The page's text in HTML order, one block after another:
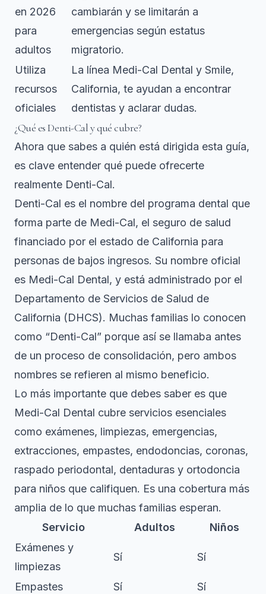
en 2026
para
adultos
cambiarán y se limitarán a
emergencias según estatus
migratorio.
Utiliza
recursos
oficiales
La línea Medi-Cal Dental y Smile,
California, te ayudan a encontrar
dentistas y aclarar dudas.
¿Qué es Denti-Cal y qué cubre?
Ahora que sabes a quién está dirigida esta guía,
es clave entender qué puede ofrecerte
realmente Denti-Cal.
Denti-Cal es el nombre del programa dental que
forma parte de Medi-Cal, el seguro de salud
financiado por el estado de California para
personas de bajos ingresos. Su nombre oficial
es Medi-Cal Dental, y está administrado por el
Departamento de Servicios de Salud de
California (DHCS). Muchas familias lo conocen
como “Denti-Cal” porque así se llamaba antes
de un proceso de consolidación, pero ambos
nombres se refieren al mismo beneficio.
Lo más importante que debes saber es que
Medi-Cal Dental cubre servicios esenciales
como exámenes, limpiezas, emergencias,
extracciones, empastes, endodoncias, coronas,
raspado periodontal, dentaduras y ortodoncia
para niños que califiquen. Es una cobertura más
amplia de lo que muchas familias esperan.
Servicio
Adultos
Niños
Exámenes y
limpiezas
Sí Sí
Empastes Sí
Sí